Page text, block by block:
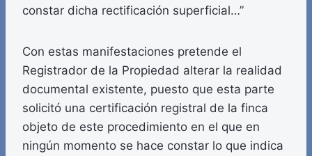
constar dicha rectificación superficial…”
Con estas manifestaciones pretende el
Registrador de la Propiedad alterar la realidad
documental existente, puesto que esta parte
solicitó una certificación registral de la finca
objeto de este procedimiento en el que en
ningún momento se hace constar lo que indica